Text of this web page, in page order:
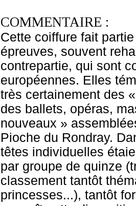
COMMENTAIRE :
Cette coiffure fait
épreuves, souvent
contrepartie, qui sont
européennes. Elles
très certainement des
des ballets, opéras,
nouveaux »
Pioche du Rondray.
têtes individuelles
par groupe de quinze
classement tantôt
princesses...), tantôt